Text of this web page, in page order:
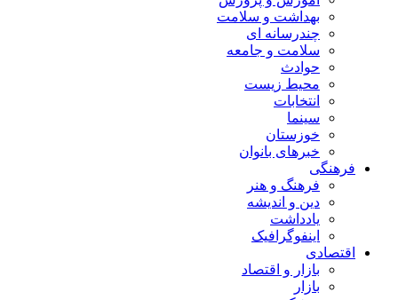
بهداشت و سلامت
چندرسانه ای
سلامت و جامعه
حوادث
محیط زیست
انتخابات
سینما
خوزستان
خبرهای بانوان
فرهنگی
فرهنگ و هنر
دین و اندیشه
یادداشت
اینفوگرافیک
اقتصادی
بازار و اقتصاد
بازار